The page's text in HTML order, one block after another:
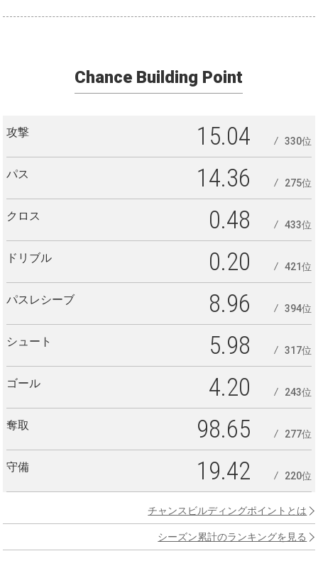
Chance Building Point
攻撃 15.04 330位
パス 14.36 275位
クロス 0.48 433位
ドリブル 0.20 421位
パスレシーブ 8.96 394位
シュート 5.98 317位
ゴール 4.20 243位
奪取 98.65 277位
守備 19.42 220位
チャンスビルディングポイントとは
シーズン累計のランキングを見る